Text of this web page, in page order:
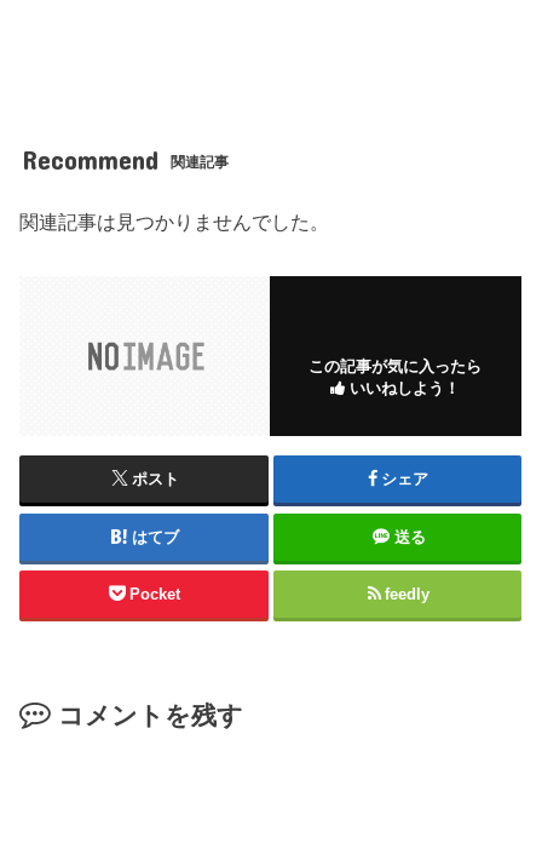
Recommend 関連記事
関連記事は見つかりませんでした。
この記事が気に入ったら
いいねしよう！
ポスト シェア
はてブ 送る
Pocket feedly
コメントを残す